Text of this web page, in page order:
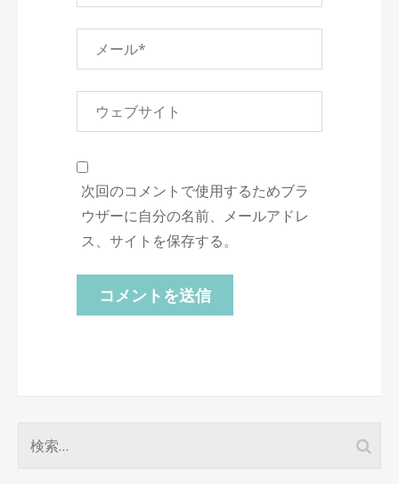
次回のコメントで使用するためブラ
ウザーに自分の名前、メールアドレ
ス、サイトを保存する。
検